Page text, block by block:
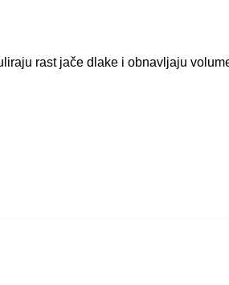
rast jače dlake i obnavljaju